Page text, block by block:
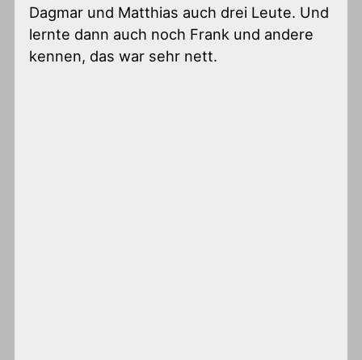
Dagmar und Matthias auch drei Leute. Und
lernte dann auch noch Frank und andere
kennen, das war sehr nett.